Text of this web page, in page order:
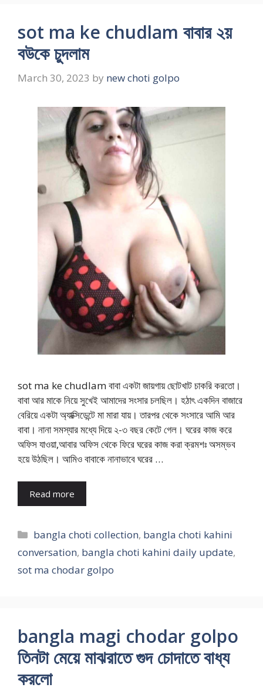
sot ma ke chudlam বাবার ২য়
বউকে চুদলাম
March 30, 2023 by new choti golpo
sot ma ke chudlam বাবা একটা জায়গায় ছোটখাট চাকরি করতো।
বাবা আর মাকে নিয়ে সুখেই আমাদের সংসার চলছিল। হঠাৎ একদিন বাজারে
বেরিয়ে একটা অ্যাক্সিডেন্টে মা মারা যায়। তারপর থেকে সংসারে আমি আর
বাবা। নানা সমস্যার মধ্যে দিয়ে ২-৩ বছর কেটে গেল। ঘরের কাজ করে
অফিস যাওয়া,আবার অফিস থেকে ফিরে ঘরের কাজ করা ক্রমশঃ অসম্ভব
হয়ে উঠছিল। আমিও বাবাকে নানাভাবে ঘরের …
Read more
Categories
bangla choti collection, bangla choti kahini
conversation, bangla choti kahini daily update,
sot ma chodar golpo
bangla magi chodar golpo
তিনটা মেয়ে মাঝরাতে গুদ চোদাতে বাধ্য
করলো